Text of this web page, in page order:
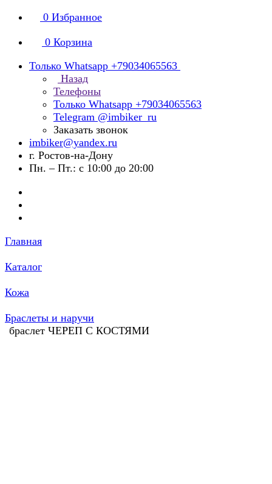
0 Избранное
0 Корзина
Только Whatsapp +79034065563
Назад
Телефоны
Только Whatsapp +79034065563
Telegram @imbiker_ru
Заказать звонок
imbiker@yandex.ru
г. Ростов-на-Дону
Пн. – Пт.: с 10:00 до 20:00
Главная
Каталог
Кожа
Браслеты и наручи
браслет ЧЕРЕП С КОСТЯМИ